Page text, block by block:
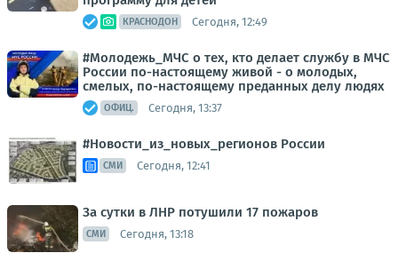
КРАСНОДОН Сегодня, 12:49
#Молодежь_МЧС о тех, кто делает службу в МЧС
России по-настоящему живой - о молодых,
смелых, по-настоящему преданных делу людях
ОФИЦ. Сегодня, 13:37
#Новости_из_новых_регионов России
СМИ Сегодня, 12:41
За сутки в ЛНР потушили 17 пожаров
СМИ Сегодня, 13:18